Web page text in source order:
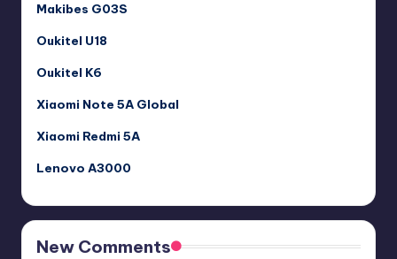
Makibes G03S
Oukitel U18
Oukitel K6
Xiaomi Note 5A Global
Xiaomi Redmi 5A
Lenovo A3000
New Comments